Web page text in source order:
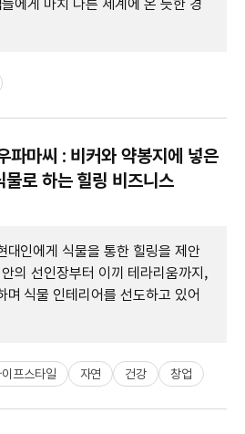
에게 마치 다른 세계에 온 듯한 경
파마씨 : 비커와 약봉지에 넣은
물로 하는 힐링 비즈니스
대인에게 식물을 통한 힐링을 제안
의 선인장부터 이끼 테라리움까지,
며 식물 인테리어를 선도하고 있어
이프스타일 자연 건강 창업